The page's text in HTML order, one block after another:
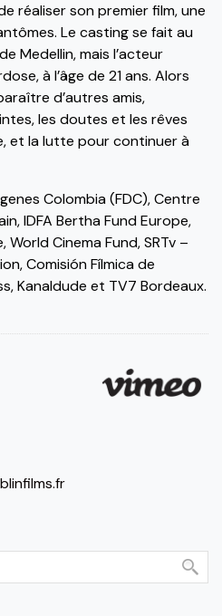
réaliser son premier film, une
Le casting se fait au
Medellin, mais l’acteur
à l’âge de 21 ans. Alors
d’autres amis,
les doutes et les rêves
et la lutte pour continuer à
Colombia (FDC), Centre
IDFA Bertha Fund Europe,
Cinema Fund, SRTv –
Comisión Fílmica de
Kanaldude et TV7 Bordeaux.